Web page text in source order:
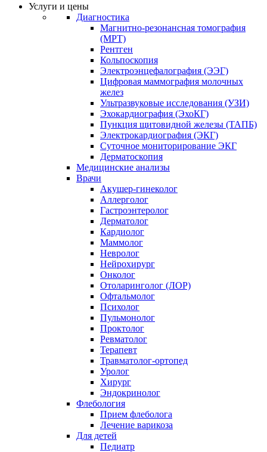
Услуги и цены
Диагностика
Магнитно-резонансная томография
(МРТ)
Рентген
Кольпоскопия
Электроэнцефалография (ЭЭГ)
Цифровая маммография молочных
желез
Ультразвуковые исследования (УЗИ)
Эхокардиография (ЭхоКГ)
Пункция щитовидной железы (ТАПБ)
Электрокардиография (ЭКГ)
Суточное мониторирование ЭКГ
Дерматоскопия
Медицинские анализы
Врачи
Акушер-гинеколог
Аллерголог
Гастроэнтеролог
Дерматолог
Кардиолог
Маммолог
Невролог
Нейрохирург
Онколог
Отоларинголог (ЛОР)
Офтальмолог
Психолог
Пульмонолог
Проктолог
Ревматолог
Терапевт
Травматолог-ортопед
Уролог
Хирург
Эндокринолог
Флебология
Прием флеболога
Лечение варикоза
Для детей
Педиатр